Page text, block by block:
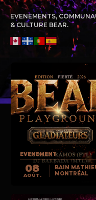
EVENEMENTS,
& CULTURE BEAR.
EVENEMENT
08
AOÛT.
BAIN
MONTRÉAL